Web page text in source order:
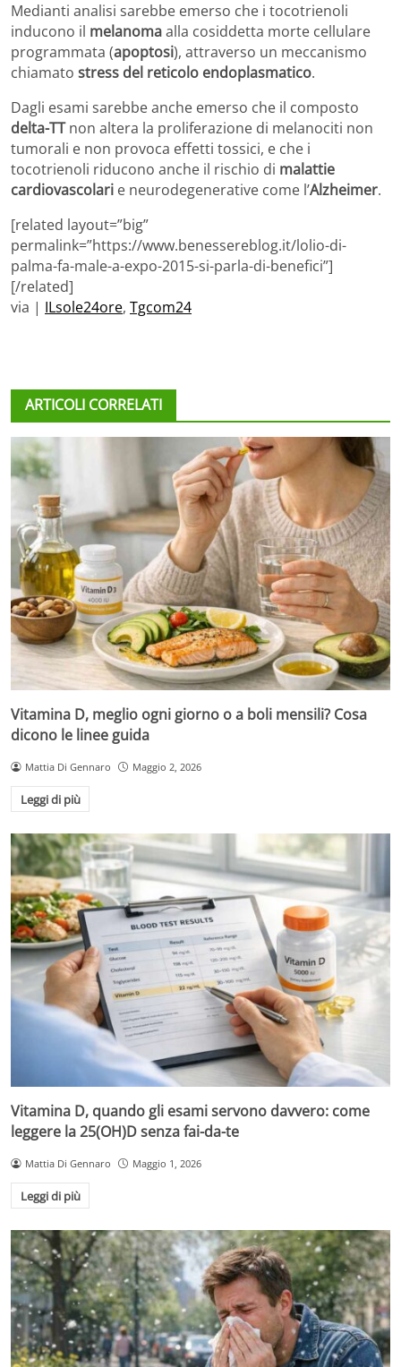
Medianti analisi sarebbe emerso che i tocotrienoli
inducono il melanomaalla cosiddetta morte cellulare
programmata (apoptosi), attraverso un meccanismo
chiamato stress del reticolo endoplasmatico.
Dagli esami sarebbe anche emerso che il composto
delta-TTnon altera la proliferazione di melanociti non
tumorali e non provoca effetti tossici, e che i
tocotrienoli riducono anche il rischio di malattie
cardiovascolari e neurodegenerative come l’Alzheimer.
[related layout=”big”
permalink=”https://www.benessereblog.it/lolio-di-
palma-fa-male-a-expo-2015-si-parla-di-benefici”]
[/related]
via | ILsole24ore, Tgcom24
ARTICOLI CORRELATI
Vitamina D, meglio ogni giorno o a boli mensili? Cosa
dicono le linee guida
Mattia Di Gennaro Maggio 2, 2026
Leggi di più
Vitamina D, quando gli esami servono davvero: come
leggere la 25(OH)D senza fai-da-te
Mattia Di Gennaro Maggio 1, 2026
Leggi di più